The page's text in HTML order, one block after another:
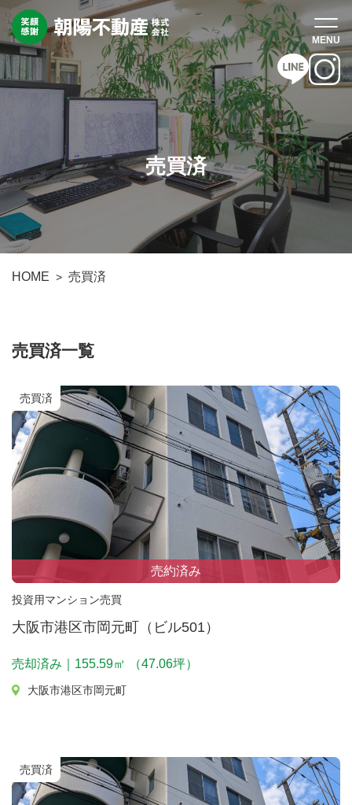
売買済
HOME 売買済
売買済一覧
売買済
売約済み
投資用マンション売買
大阪市港区市岡元町（ビル501）
売却済み｜155.59㎡ （47.06坪）
大阪市港区市岡元町
売買済